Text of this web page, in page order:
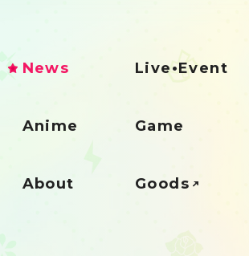
News Live•Event
Anime Game
About Goods